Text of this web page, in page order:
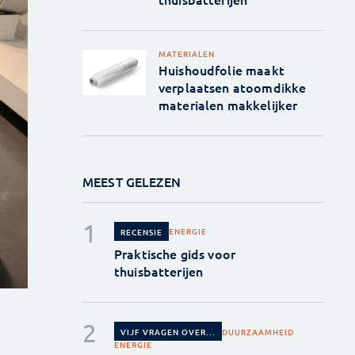
MATERIALEN
Huishoudfolie maakt
verplaatsen atoomdikke
materialen makkelijker
MEEST GELEZEN
RECENSIE ENERGIE
Praktische gids voor
thuisbatterijen
VIJF VRAGEN OVER...
DUURZAAMHEID
ENERGIE